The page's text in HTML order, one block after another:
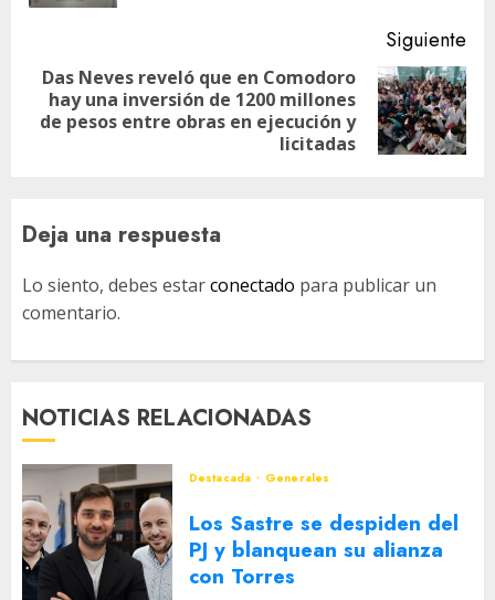
Siguiente
Siguiente
entrada:
Das Neves reveló que en Comodoro
hay una inversión de 1200 millones
de pesos entre obras en ejecución y
licitadas
Deja una respuesta
Lo siento, debes estarconectado para publicar un
comentario.
NOTICIAS RELACIONADAS
Destacada Generales
Los Sastre se despiden del
PJ y blanquean su alianza
con Torres